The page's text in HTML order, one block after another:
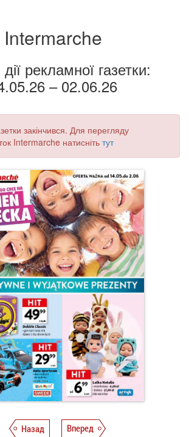
Intermarche
рекламної газетки:
– 02.06.26
закінчився. Для перегляду
Intermarche натисніть тут
Назад Вперед